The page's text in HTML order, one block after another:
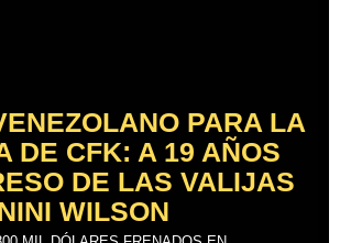
PARA LA
DE CFK: A 19 AÑOS
DE LAS VALIJAS
WILSON